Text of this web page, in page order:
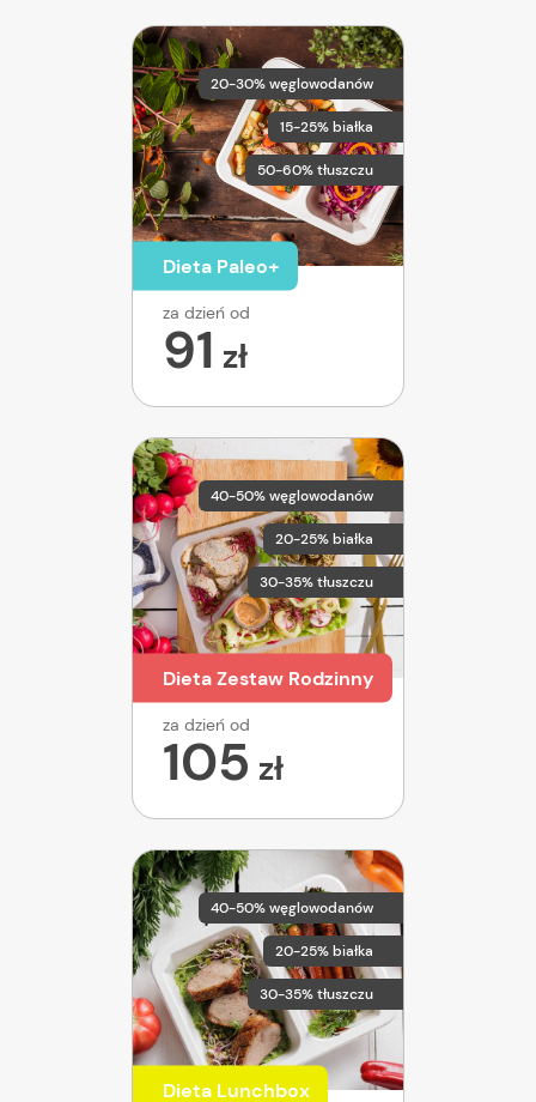
20-30% węglowodanów
15-25% białka
50-60% tłuszczu
Dieta Paleo+
za dzień od
91 zł
40-50% węglowodanów
20-25% białka
30-35% tłuszczu
Dieta Zestaw Rodzinny
za dzień od
105 zł
40-50% węglowodanów
20-25% białka
30-35% tłuszczu
Dieta Lunchbox